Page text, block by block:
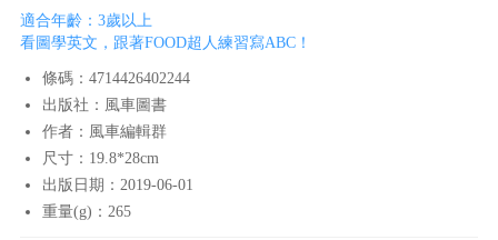
適合年齡：3歲以上
看圖學英文，跟著FOOD超人練習寫ABC！
條碼：4714426402244
出版社：風車圖書
作者：風車編輯群
尺寸：19.8*28cm
出版日期：2019-06-01
重量(g)：265